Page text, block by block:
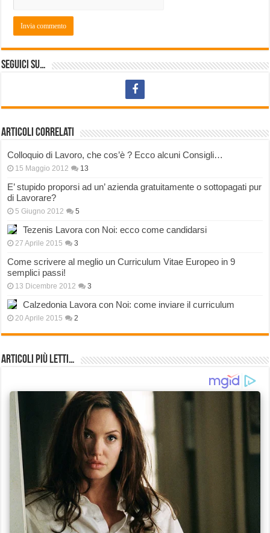
Seguici su…
Articoli correlati
Colloquio di Lavoro, che cos’è ? Ecco alcuni Consigli…
15 Maggio 2012 13
E’ stupido proporsi ad un’ azienda gratuitamente o sottopagati pur
di Lavorare?
5 Giugno 2012 5
Tezenis Lavora con Noi: ecco come candidarsi
27 Aprile 2015 3
Come scrivere al meglio un Curriculum Vitae Europeo in 9
semplici passi!
13 Dicembre 2012 3
Calzedonia Lavora con Noi: come inviare il curriculum
20 Aprile 2015 2
Articoli più Letti…